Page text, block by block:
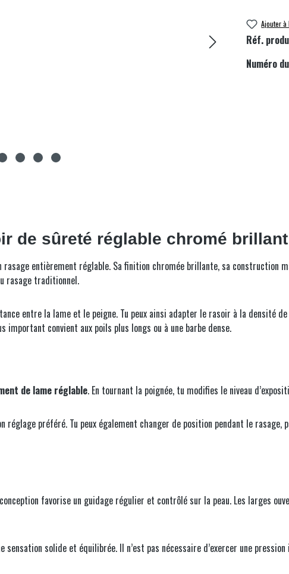
Ajouter à
Réf.
Numéro
de sûreté réglable chromé brillant
rasage entièrement réglable. Sa finition chromée brillante, sa construction
rasage traditionnel.
entre la lame et le peigne. Tu peux ainsi adapter le rasoir à la densité
convient aux poils plus longs ou à une barbe dense.
de lame réglable. En tournant la poignée, tu modifies le niveau
préféré. Tu peux également changer de position pendant le
favorise un guidage régulier et contrôlé sur la peau. Les larges
sensation solide et équilibrée. Il n’est pas nécessaire d’exercer une